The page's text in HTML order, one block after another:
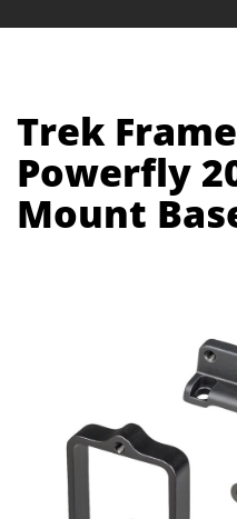
Trek
Powerfly
Mount